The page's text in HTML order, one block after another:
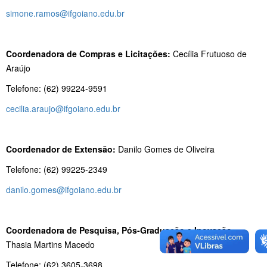
simone.ramos@ifgoiano.edu.br
Coordenadora de Compras e Licitações: Cecília Frutuoso de
Araújo
Telefone: (62) 99224-9591
cecilia.araujo@ifgoiano.edu.br
Coordenador de Extensão: Danilo Gomes de Oliveira
Telefone: (62) 99225-2349
danilo.gomes@ifgoiano.edu.br
Coordenadora de Pesquisa, Pós-Graduação e Inovação:
Thasia Martins Macedo
Telefone: (62) 3605-3698